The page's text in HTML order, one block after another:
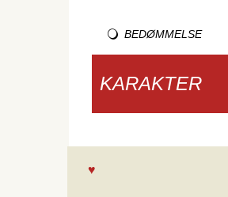
BEDØMMELSE
KARAKTER